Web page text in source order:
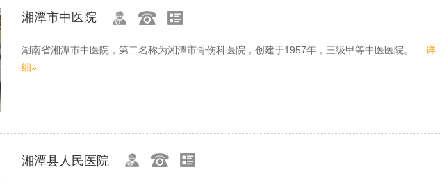
湘潭市中医院
湖南省湘潭市中医院，第二名称为湘潭市骨伤科医院，创建于1957年，三级甲等中医医院。 详
细»
湘潭县人民医院